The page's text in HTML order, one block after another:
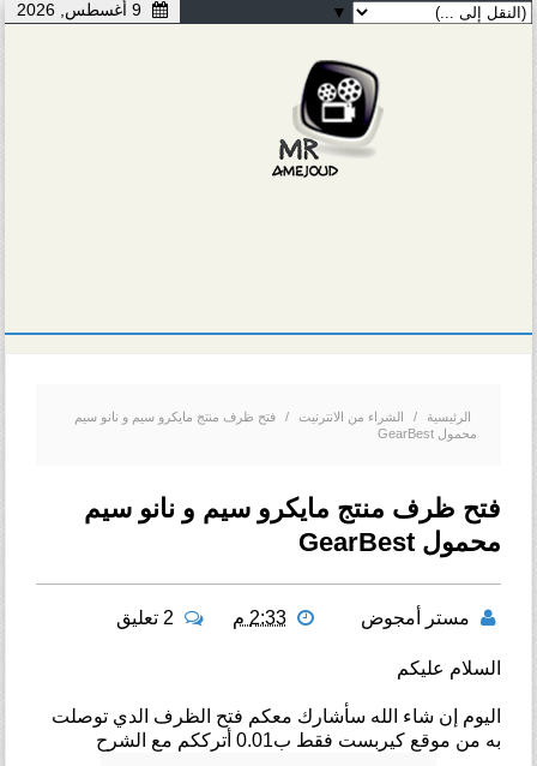
▼ 9 أغسطس, 2026
الرئيسية / الشراء من الانترنيت /
فتح ظرف منتج مايكرو سيم و نانو سيم
محمول GearBest
فتح ظرف منتج مايكرو سيم و نانو سيم
محمول GearBest
مستر أمجوض 2:33 م
السلام عليكم
اليوم إن شاء الله سأشارك معكم فتح الظرف الدي توصلت
به من موقع كيربست فقط ب0.01 أترككم مع الشرح